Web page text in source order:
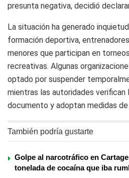
presunta negativa, decidió
La situación ha generado
formación deportiva,
menores que participan en
recreativas. Algunas
optado por suspender
mientras las autoridades verifican
documento y adoptan medidas de
También podría gustarte
Golpe al narcotráfico en
tonelada de cocaína que iba